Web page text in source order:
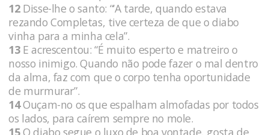
12Disse-lhe o santo: “‘A tarde, quando estava
rezando Completas, tive certeza de que o diabo
vinha para a minha cela”.
13E acrescentou: “É muito esperto e matreiro o
nosso inimigo. Quando não pode fazer o mal dentro
da alma, faz com que o corpo tenha oportunidade
de murmurar”.
14Ouçam-no os que espalham almofadas por todos
os lados, para caírem sempre no mole.
15O diabo segue o luxo de boa vontade, gosta de